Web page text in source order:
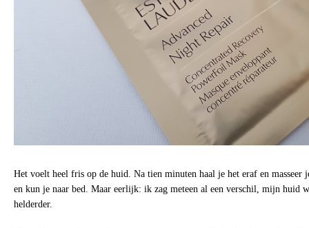
Het voelt heel fris op de huid. Na tien minuten haal je het eraf en masseer
en kun je naar bed. Maar eerlijk: ik zag meteen al een verschil, mijn huid
helderder.